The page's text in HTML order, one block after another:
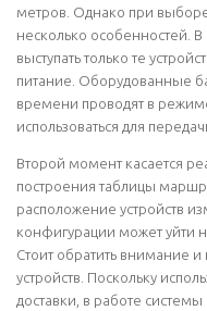
метров. Однако при выборе
несколько особенностей. В
выступать только те
питание. Оборудованные
времени проводят в
использоваться для
Второй момент касается
построения таблицы
расположение устройств
конфигурации может уйти
Стоит обратить внимание
устройств. Поскольку
доставки, в работе